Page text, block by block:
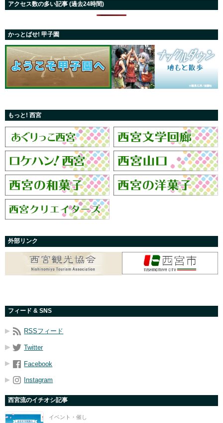
アクセス数の多い記事 (過去24時間)
かっとばせ! 甲子園
もっと! 西宮
外部リンク
フィード & SNS
RSSフィード
Twitter
Facebook
Instagram
西宮流のイチオシ記事
イベント・催し